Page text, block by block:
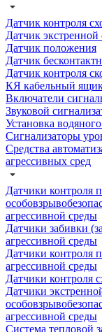
Датчик контроля
Датчик экстренной
Датчик положения
Датчик
Датчик контроля
КЯ кабельный
Включатели
Звуковой
Установка
Сигнализаторы
Средства
агрессивных сред
Датчики контроля
агрессивной среды
Датчики забивки
агрессивной среды
Датчики контроля
агрессивной среды
Датчики контроля
Датчики
агрессивной среды
Система тепловой